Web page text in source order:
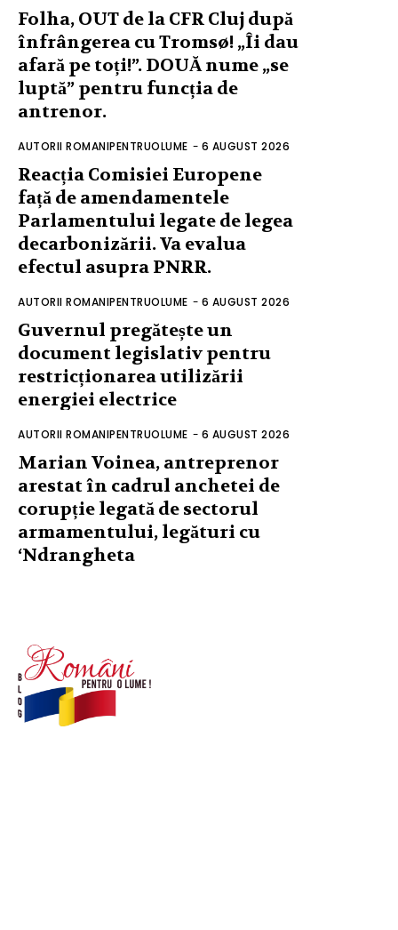
Folha, OUT de la CFR Cluj după
înfrângerea cu Tromsø! „Îi dau
afară pe toți!”. DOUĂ nume „se
luptă” pentru funcția de
antrenor.
AUTORII ROMANIPENTRUOLUME - 6 AUGUST 2026
Reacția Comisiei Europene
față de amendamentele
Parlamentului legate de legea
decarbonizării. Va evalua
efectul asupra PNRR.
AUTORII ROMANIPENTRUOLUME - 6 AUGUST 2026
Guvernul pregătește un
document legislativ pentru
restricționarea utilizării
energiei electrice
AUTORII ROMANIPENTRUOLUME - 6 AUGUST 2026
Marian Voinea, antreprenor
arestat în cadrul anchetei de
corupție legată de sectorul
armamentului, legături cu
‘Ndrangheta